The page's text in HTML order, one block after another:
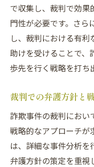
で収集し、裁判で効果
門性が必要です。さら
し、裁判における有
助けを受けることで、
歩先を行く戦略を打ち
裁判での弁護方針と
詐欺事件の裁判におい
戦略的なアプローチが
は、詳細な事件分析を
弁護方針の策定を重視